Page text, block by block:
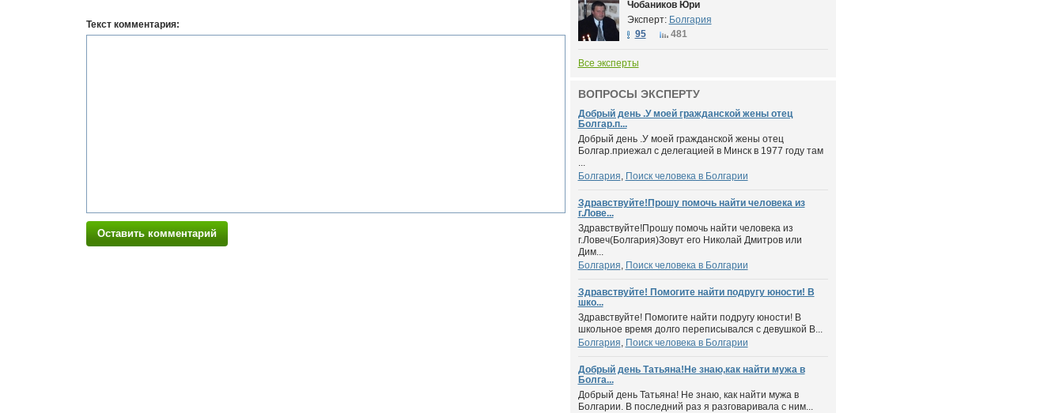
Текст комментария:
Оставить комментарий
Чобаников Юри
Эксперт: Болгария
95
481
Все эксперты
ВОПРОСЫ ЭКСПЕРТУ
Добрый день .У моей гражданской жены отец
Болгар.п...
Добрый день .У моей гражданской жены отец
Болгар.приежал с делегацией в Минск в 1977 году там
...
Болгария, Поиск человека в Болгарии
Здравствуйте!Прошу помочь найти человека из
г.Лове...
Здравствуйте!Прошу помочь найти человека из
г.Ловеч(Болгария)Зовут его Николай Дмитров или
Дим...
Болгария, Поиск человека в Болгарии
Здравствуйте! Помогите найти подругу юности! В
шко...
Здравствуйте! Помогите найти подругу юности! В
школьное время долго переписывался с девушкой В...
Болгария, Поиск человека в Болгарии
Добрый день Татьяна!Не знаю,как найти мужа в
Болга...
Добрый день Татьяна! Не знаю, как найти мужа в
Болгарии. В последний раз я разговаривала с ним...